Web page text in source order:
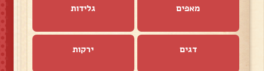
מאפים גלידות
דגים ירקות